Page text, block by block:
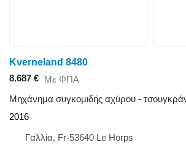
Kverneland 8480
8.687 € Με ΦΠΑ
Μηχάνημα συγκομιδής αχύρου -
2016
Γαλλία, Fr-53640 Le Horps